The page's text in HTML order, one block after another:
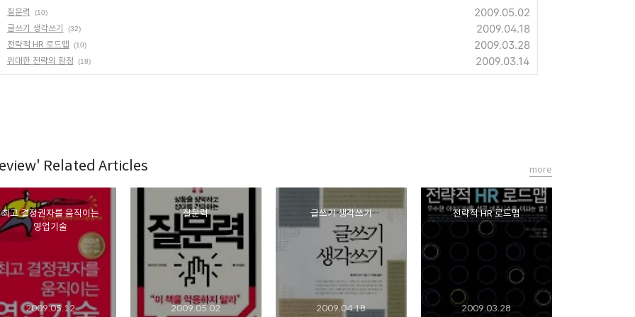
질문력 (10) 2009.05.02
글쓰기 생각쓰기 (32) 2009.04.18
전략적 HR 로드맵 (10) 2009.03.28
위대한 전략의 함정 (18) 2009.03.14
Related Articles
최고 결정권자를 움직이는
영업기술
2009.05.12
질문력
2009.05.02
글쓰기 생각쓰기
2009.04.18
전략적 HR 로드맵
2009.03.28
more